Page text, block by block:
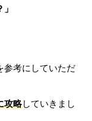
参考にしていただ
攻略していきまし